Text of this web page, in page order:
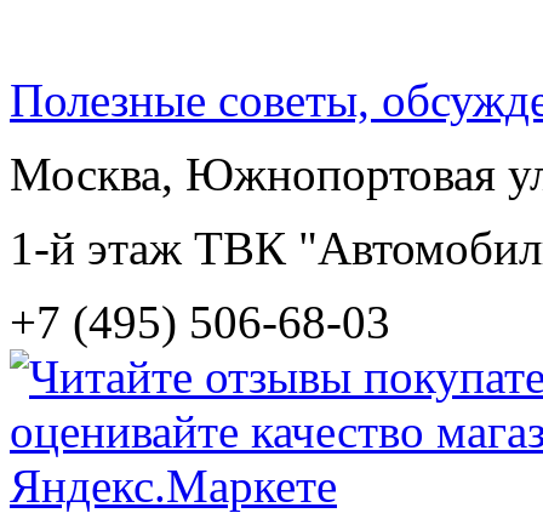
Полезные советы,
Москва, Южнопортовая
1-й этаж ТВК
+7 (495) 506-68-03